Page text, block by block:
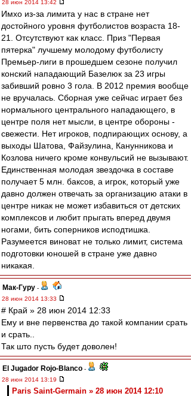
28 июн 2014 13:42
Имхо из-за лимита у нас в стране нет
достойного уровня футболистов возраста 18-
21. Отсутствуют как класс. Приз "Первая
пятерка" лучшему молодому футболисту
Премьер-лиги в прошедшем сезоне получил
конский нападающий Базелюк за 23 игры
забивший ровно 3 гола. В 2012 премия вообще
не вручалась. Сборная уже сейчас играет без
нормального центрального нападающего, в
центре поля нет мысли, в центре обороны -
свежести. Нет игроков, подпирающих основу, а
выходы Шатова, Файзулина, Канунникова и
Козлова ничего кроме конвульсий не вызывают.
Единственная молодая звездочка в составе
получает 5 млн. баксов, а игрок, который уже
давно должен отвечать за организацию атаки в
центре никак не может избавиться от детских
комплексов и любит прыгать вперед двумя
ногами, бить соперников исподтишка.
Разумеется виноват не только лимит, система
подготовки юношей в стране уже давно
никакая.
Мак-Гуру -
28 июн 2014 13:33
# Край » 28 июн 2014 12:33
Ему и вне первенства до такой компании срать
и срать..
Так што пусть будет доволен!
El Jugador Rojo-Blanco -
28 июн 2014 13:19
Paris Saint-Germain » 28 июн 2014 12:10